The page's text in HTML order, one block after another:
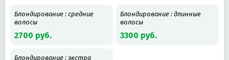
Блондирование : средние
волосы
2700 руб.
Блондирование : длинные
волосы
3300 руб.
Блондирование : экстра